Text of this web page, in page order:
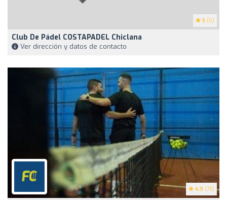
5 (6)
Club De Pádel COSTAPADEL Chiclana
Ver dirección y datos de contacto
4.9 (73)